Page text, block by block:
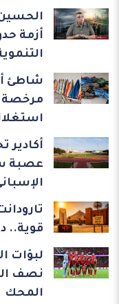
أزمة
شاطئ
مرخصة
أكادير
عصبة
قوية..
لبؤات
المحك